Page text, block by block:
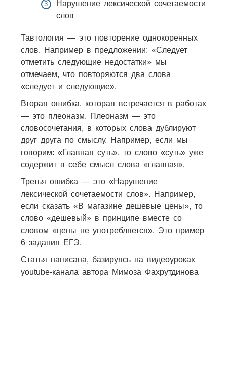
Нарушение лексической сочетаемости
слов
Тавтология — это повторение однокоренных
слов. Например в предложении: «Следует
отметить следующие недостатки» мы
отмечаем, что повторяются два слова
«следует и следующие».
Вторая ошибка, которая встречается в работах
— это плеоназм. Плеоназм — это
словосочетания, в которых слова дублируют
друг друга по смыслу. Например, если мы
говорим: «Главная суть», то слово «суть» уже
содержит в себе смысл слова «главная».
Третья ошибка — это «Нарушение
лексической сочетаемости слов». Например,
если сказать «В магазине дешевые цены», то
слово «дешевый» в принципе вместе со
словом «цены не употребляется». Это пример
6 задания ЕГЭ.
Статья написана, базируясь на видеоуроках
youtube-канала автора Мимоза Фахрутдинова